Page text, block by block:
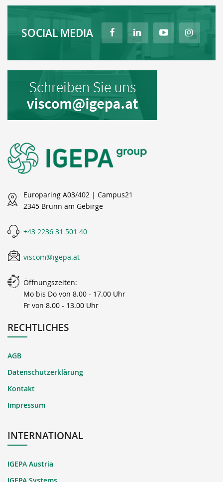
SOCIAL MEDIA
Europaring A03/402 | Campus21
2345 Brunn am Gebirge
+43 2236 31 501 40
viscom@igepa.at
Öffnungszeiten:
Mo bis Do von 8.00 - 17.00 Uhr
Fr von 8.00 - 13.00 Uhr
RECHTLICHES
AGB
Datenschutzerklärung
Kontakt
Impressum
INTERNATIONAL
IGEPA Austria